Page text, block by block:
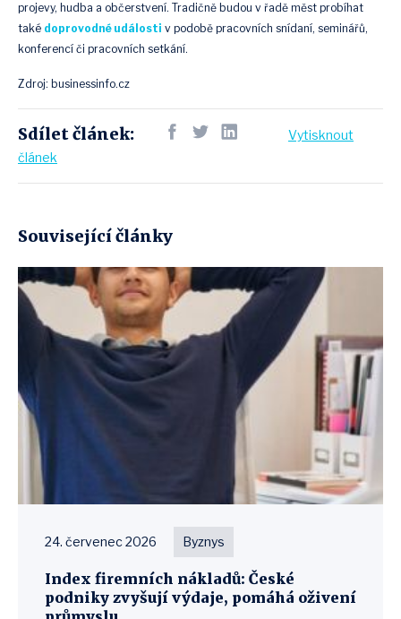
projevy, hudba a občerstvení. Tradičně budou v řadě měst probíhat
také doprovodné události v podobě pracovních snídaní, seminářů,
konferencí či pracovních setkání.
Zdroj: businessinfo.cz
Sdílet článek:
Vytisknout
článek
Související články
24. červenec 2026 Byznys
Index firemních nákladů: České
podniky zvyšují výdaje, pomáhá oživení